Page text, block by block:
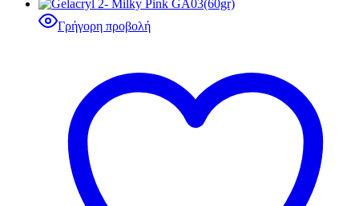
Γρήγορη προβολή